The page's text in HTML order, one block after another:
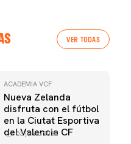
VER TODAS
ACADEMIA VCF
Nueva Zelanda
disfruta con el fútbol
en la Ciutat Esportiva
del Valencia CF
03 junio 2024